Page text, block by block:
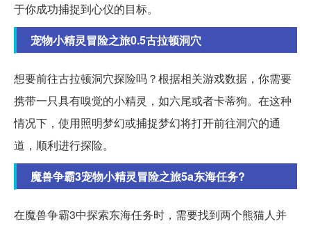
于你成功捕捉到心仪的目标。
宠物小精灵冒险之旅0.5古拉顿洞穴
想要前往古拉顿洞穴探险吗？根据相关游戏数据，你需要
携带一只具有嗅觉的小精灵，如六尾或者卡蒂狗。在这种
情况下，使用照明梦幻或捕捉梦幻将打开前往洞穴的通
道，顺利进行探险。
魔兽争霸3宠物小精灵冒险之旅5a东海任务?
在魔兽争霸3中探索东海任务时，需要找到两个熊猫人并